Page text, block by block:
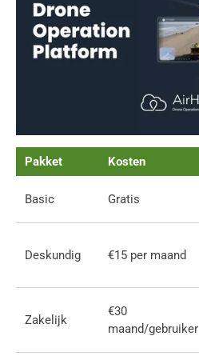
Pakket Kosten
Basic Gratis
Deskundig €15 per maand
Zakelijk
€30
maand/gebruiker